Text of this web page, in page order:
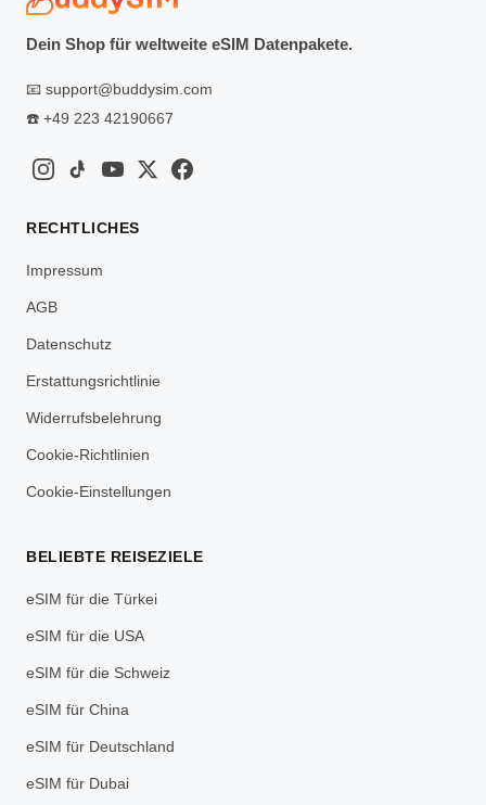
Dein Shop für weltweite eSIM Datenpakete.
📧 support@buddysim.com
☎️ +49 223 42190667
RECHTLICHES
Impressum
AGB
Datenschutz
Erstattungsrichtlinie
Widerrufsbelehrung
Cookie-Richtlinien
Cookie-Einstellungen
BELIEBTE REISEZIELE
eSIM für die Türkei
eSIM für die USA
eSIM für die Schweiz
eSIM für China
eSIM für Deutschland
eSIM für Dubai